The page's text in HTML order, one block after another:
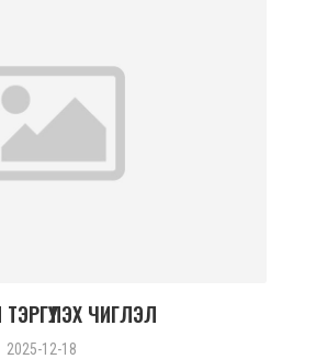
ЧИГЛЭЛ
2025-12-18